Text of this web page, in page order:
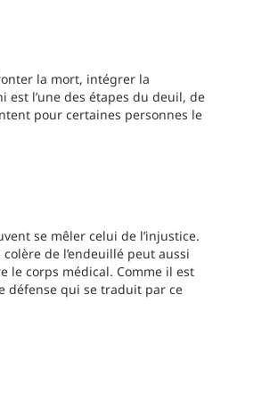
la mort, intégrer la
est l’une des étapes du deuil, de
pour certaines personnes le
se mêler celui de l’injustice.
de l’endeuillé peut aussi
le corps médical. Comme il est
défense qui se traduit par ce